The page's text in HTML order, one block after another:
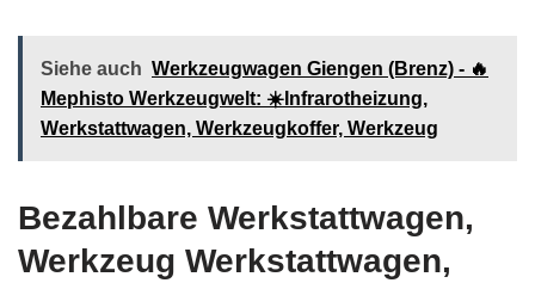
Siehe auch Werkzeugwagen Giengen (Brenz) - 🔥
Mephisto Werkzeugwelt: ☀️Infrarotheizung,
Werkstattwagen, Werkzeugkoffer, Werkzeug
Bezahlbare Werkstattwagen,
Werkzeug Werkstattwagen,